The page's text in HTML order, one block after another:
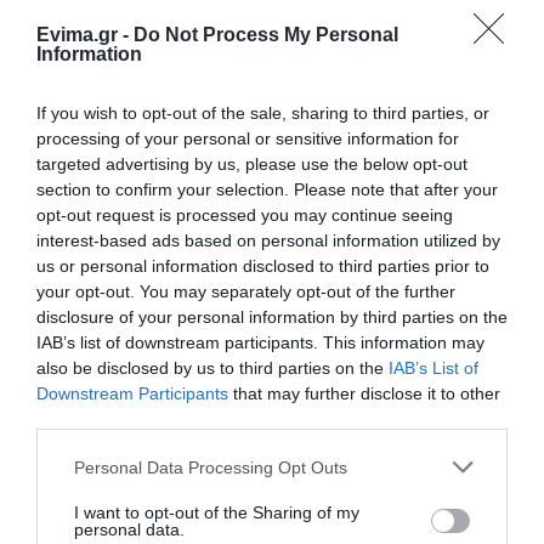
Evima.gr - Do Not Process My Personal
Information
If you wish to opt-out of the sale, sharing to third parties, or
processing of your personal or sensitive information for
targeted advertising by us, please use the below opt-out
section to confirm your selection. Please note that after your
opt-out request is processed you may continue seeing
interest-based ads based on personal information utilized by
us or personal information disclosed to third parties prior to
your opt-out. You may separately opt-out of the further
disclosure of your personal information by third parties on the
IAB’s list of downstream participants. This information may
also be disclosed by us to third parties on the IAB’s List of
Downstream Participants that may further disclose it to other
Please note that this website/app uses one or more Google
not limited to your visit or usage behaviour. You may click to
grant or deny consent to Google and its third-party tags to
Personal Data Processing Opt Outs
I want to opt-out of the Sharing of my
personal data.
06.08.2026 | 20:40
τέλειο μαγείρεμα
06.08.2026 | 20:20
Θρήνος στην Εύβοια: Έφυγε από
τη ζωή ο 37χρονος που είχε
τροχαίο με αγριογούρουνο
06.08.2026 | 20:20
Νέο σοβαρό τροχαίο στην Εύβοια:
Τούμπαρε αυτοκίνητο
06.08.2026 | 20:00
Έσπασαν πιάτα στο κεφάλι του
Αταμάν – Βίντεο από τη Σύμη
06.08.2026 | 19:40
Φωτιά στη Σκύρο:
Δύσκολη νύχτα για την
Καλαμίτσα – Νέες
εικόνες και βίντεο
Εύβοια: Με κατάνυξη
και πλήθος κόσμου η
μεγάλη γιορτή στους
Ωρεούς – Παρών ο
Θανάσης Ζεμπίλης